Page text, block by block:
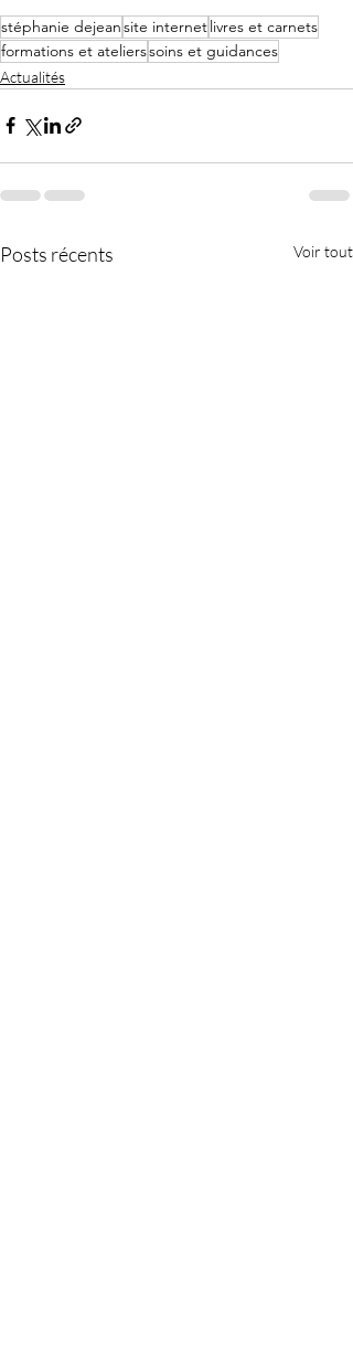
stéphanie dejeansite internetlivres et carnets
formations et atelierssoins et guidances
Actualités
Posts récents Voir tout